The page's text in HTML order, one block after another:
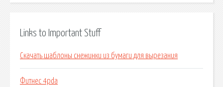
Links to Important Stuff
Скачать шаблоны снежинки из бумаги для вырезания
Фитнес 4pda